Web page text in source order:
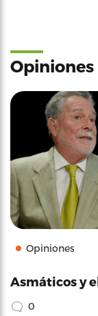
Opiniones
Opiniones
Asmáticos y
0